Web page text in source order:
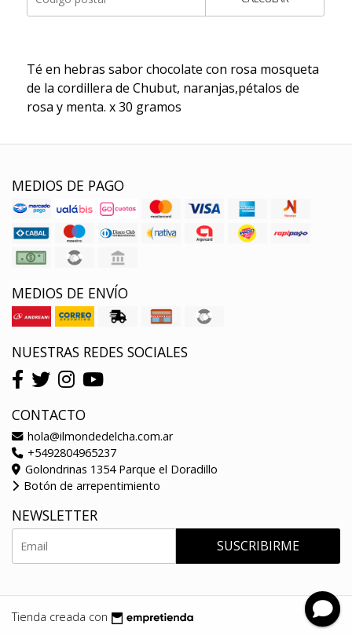
Té en hebras sabor chocolate con rosa mosqueta
de la cordillera de Chubut, naranjas,pétalos de
rosa y menta. x 30 gramos
MEDIOS DE PAGO
MEDIOS DE ENVÍO
NUESTRAS REDES SOCIALES
CONTACTO
hola@ilmondedelcha.com.ar
+5492804965237
Golondrinas 1354 Parque el Doradillo
Botón de arrepentimiento
NEWSLETTER
SUSCRIBIRME
Tienda creada con